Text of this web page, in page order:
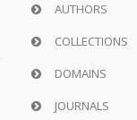
AUTHORS
COLLECTIONS
DOMAINS
JOURNALS